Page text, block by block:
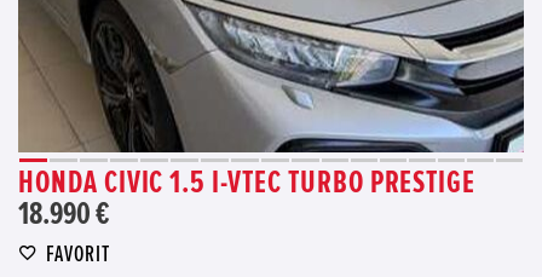
HONDA CIVIC 1.5 I-VTEC TURBO PRESTIGE
18.990 €
FAVORIT